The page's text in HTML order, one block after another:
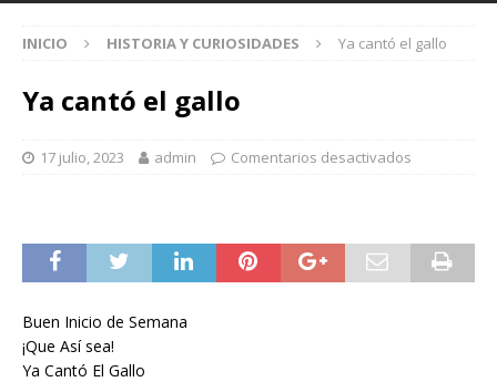
INICIO HISTORIA Y CURIOSIDADES Ya cantó el gallo
Ya cantó el gallo
17 julio, 2023 admin Comentarios desactivados
Buen Inicio de Semana
¡Que Así sea!
Ya Cantó El Gallo